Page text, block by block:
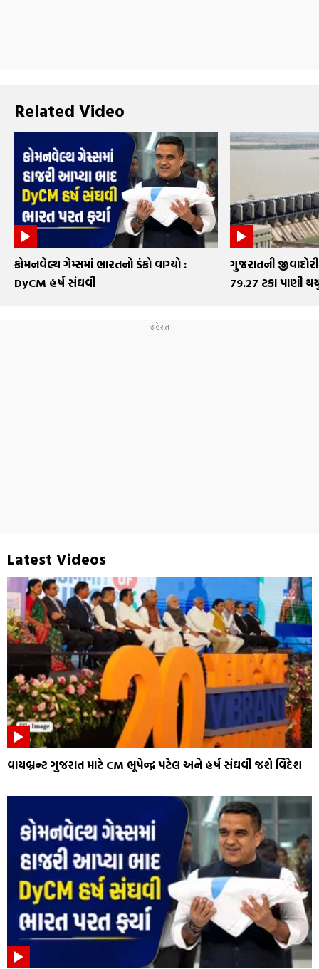
Related Video
કોમનવેલ્થ ગેમ્સમાં ભારતનો ડંકો વાગ્યો :
DyCM હર્ષ સંઘવી
ગુજરાતની
79.27 ટકા પાણી
Latest Videos
વાયબ્રન્ટ ગુજરાત માટે CM ભૂપેન્દ્ર પટેલ અને હર્ષ સંઘવી જશે વિદેશ